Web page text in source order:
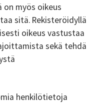
myös oikeus
sitä. Rekisteröidyllä
oikeus vastustaa
sekä tehdä
henkilötietoja